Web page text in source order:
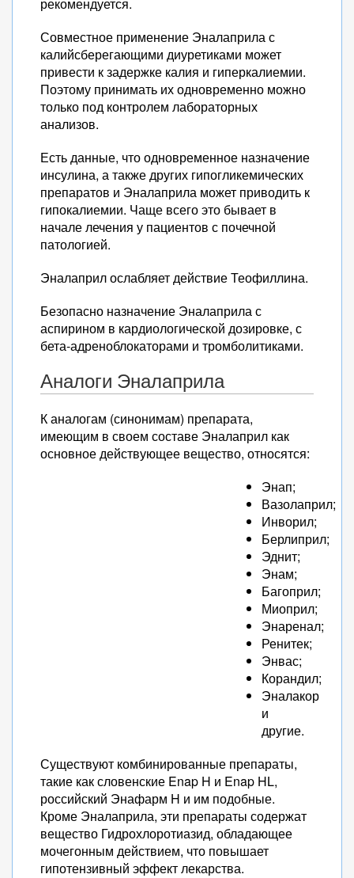
Совместное применение Эналаприла с
калийсберегающими диуретиками может
привести к задержке калия и гиперкалиемии.
Поэтому принимать их одновременно можно
только под контролем лабораторных
анализов.
Есть данные, что одновременное назначение
инсулина, а также других гипогликемических
препаратов и Эналаприла может приводить к
гипокалиемии. Чаще всего это бывает в
начале лечения у пациентов с почечной
патологией.
Эналаприл ослабляет действие Теофиллина.
Безопасно назначение Эналаприла с
аспирином в кардиологической дозировке, с
бета-адреноблокаторами и тромболитиками.
Аналоги Эналаприла
К аналогам (синонимам) препарата,
имеющим в своем составе Эналаприл как
основное действующее вещество, относятся:
Энап;
Вазолаприл;
Инворил;
Берлиприл;
Эднит;
Энам;
Багоприл;
Миоприл;
Энаренал;
Ренитек;
Энвас;
Корандил;
Эналакор
и
другие.
Существуют комбинированные препараты,
такие как словенские Enap H и Enap HL,
российский Энафарм H и им подобные.
Кроме Эналаприла, эти препараты содержат
вещество Гидрохлоротиазид, обладающее
мочегонным действием, что повышает
гипотензивный эффект лекарства.